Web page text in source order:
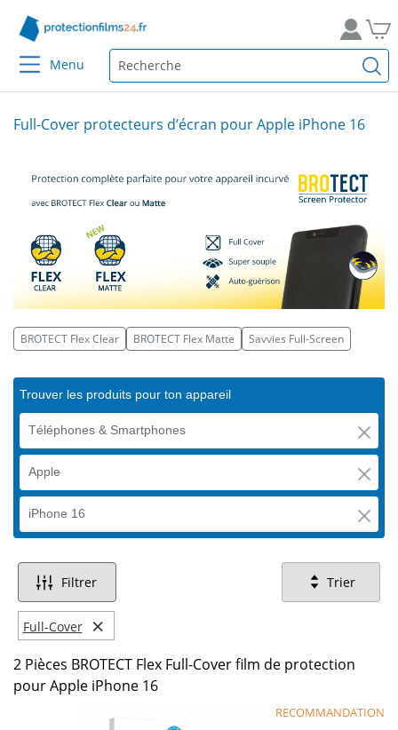
Menu
Full-Cover protecteurs d’écran pour Apple iPhone 16
BROTECT Flex Clear BROTECT Flex Matte Savvies Full-Screen
Trouver les produits pour ton appareil
Téléphones & Smartphones
Apple
iPhone 16
Filtrer Trier
Full-Cover ×
2 Pièces BROTECT Flex Full-Cover film de protection
pour Apple iPhone 16
RECOMMANDATION